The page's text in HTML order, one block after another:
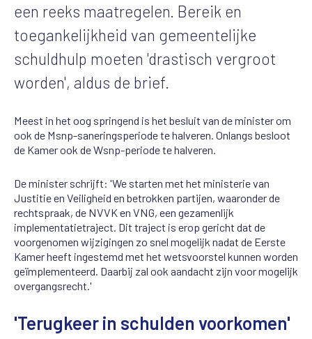
een reeks maatregelen. Bereik en
toegankelijkheid van gemeentelijke
schuldhulp moeten 'drastisch vergroot
worden', aldus de brief.
Meest in het oog springend is het besluit van de minister om
ook de Msnp-saneringsperiode te halveren. Onlangs besloot
de Kamer ook de Wsnp-periode te halveren.
De minister schrijft: 'We starten met het ministerie van
Justitie en Veiligheid en betrokken partijen, waaronder de
rechtspraak, de NVVK en VNG, een gezamenlijk
implementatietraject. Dit traject is erop gericht dat de
voorgenomen wijzigingen zo snel mogelijk nadat de Eerste
Kamer heeft ingestemd met het wetsvoorstel kunnen worden
geïmplementeerd. Daarbij zal ook aandacht zijn voor mogelijk
overgangsrecht.'
'Terugkeer in schulden voorkomen'